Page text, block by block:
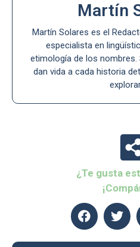
Martín
Martín Solares es el
especialista en
etimología de los nombres.
dan vida a cada historia
¿Te gusta